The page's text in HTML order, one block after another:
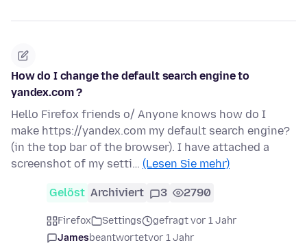
How do I change the default search engine to
yandex.com ?
Hello Firefox friends o/ Anyone knows how do I
make https://yandex.com my default search engine?
(in the top bar of the browser). I have attached a
screenshot of my setti… (Lesen Sie mehr)
Gelöst Archiviert 3 2790
Firefox Settings
gefragt vor 1 Jahr
Jamesbeantwortetvor 1 Jahr